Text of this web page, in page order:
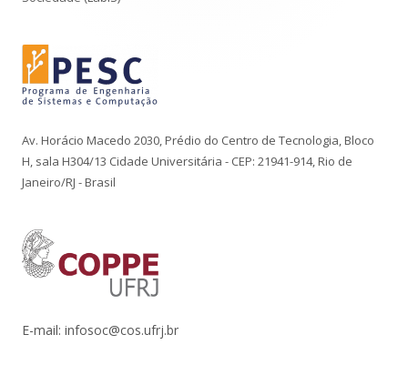
Av. Horácio Macedo 2030, Prédio do Centro de Tecnologia, Bloco
H, sala H304/13 Cidade Universitária - CEP: 21941-914, Rio de
Janeiro/RJ - Brasil
E-mail: infosoc@cos.ufrj.br